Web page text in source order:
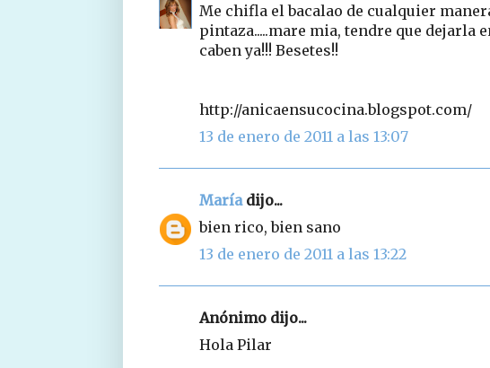
Me chifla el bacalao de cualquier
pintaza.....mare mia, tendre que dejarla
caben ya!!! Besetes!!
http://anicaensucocina.blogspot.com/
13 de enero de 2011 a las 13:07
Maríadijo...
bien rico, bien sano
13 de enero de 2011 a las 13:22
Anónimo dijo...
Hola Pilar